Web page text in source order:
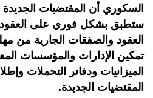
السكوري أن المقتضيات
ستطبق بشكل فوري على العقود
تمكين الإدارات والمؤسسات
الميزانيات ودفاتر التحملات
المقتضيات الجديدة.